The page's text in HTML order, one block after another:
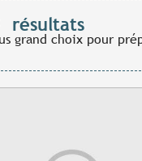
résultats
grand choix pour